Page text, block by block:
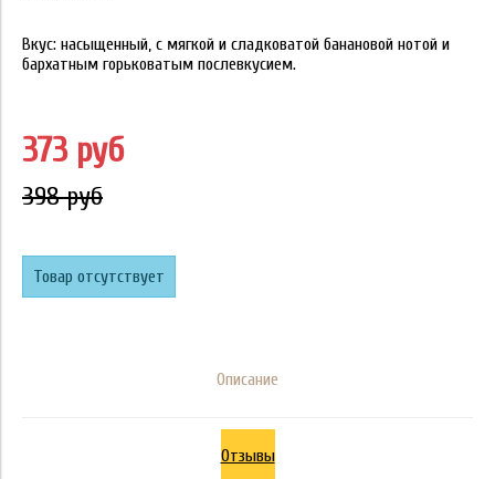
Вкус: насыщенный, с мягкой и сладковатой банановой нотой и
бархатным горьковатым послевкусием.
373 руб
398 руб
Товар отсутствует
Описание
Отзывы